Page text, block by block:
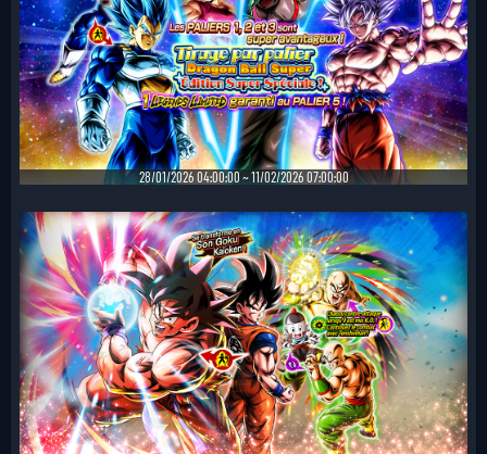
28/01/2026 04:00:00 ~ 11/02/2026 07:00:00